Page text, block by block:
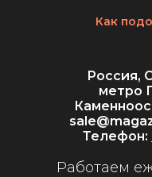
Как
Россия,
метро
Телефон:
Работаем